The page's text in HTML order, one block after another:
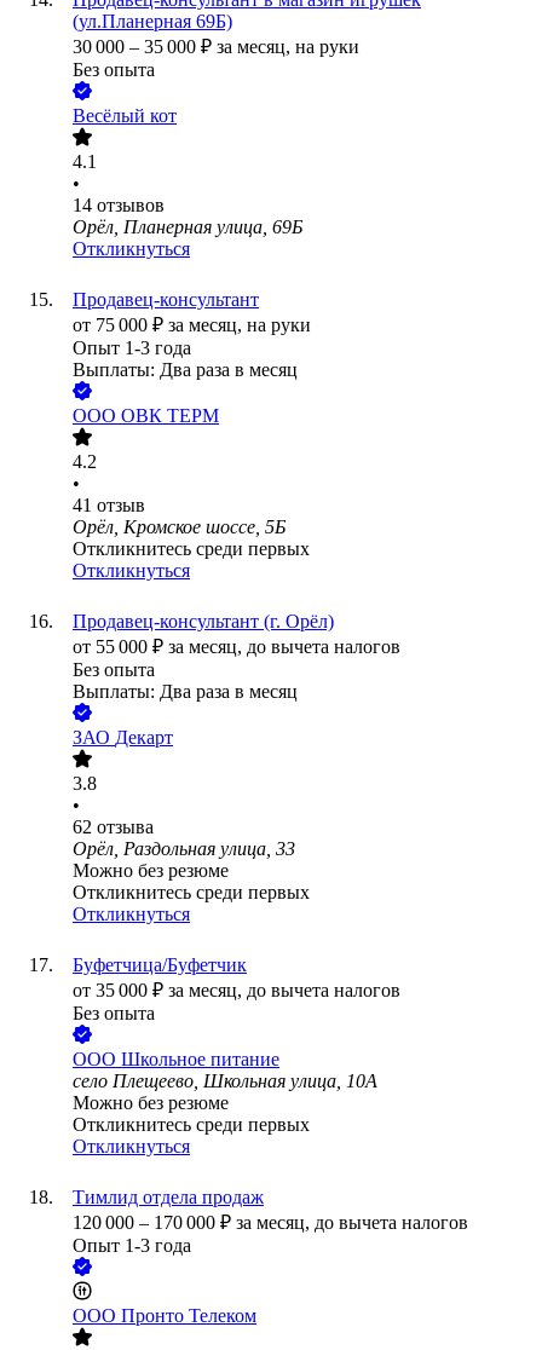
(ул.Планерная 69Б)
30 000 – 35 000 ₽ за месяц, на руки
Без опыта
Весёлый кот
4.1
•
14 отзывов
Орёл, Планерная улица, 69Б
Откликнуться
Продавец-консультант
от 75 000 ₽ за месяц, на руки
Опыт 1-3 года
Выплаты: Два раза в месяц
ООО ОВК ТЕРМ
4.2
•
41 отзыв
Орёл, Кромское шоссе, 5Б
Откликнитесь среди первых
Откликнуться
Продавец-консультант (г. Орёл)
от 55 000 ₽ за месяц, до вычета налогов
Без опыта
Выплаты: Два раза в месяц
ЗАО Декарт
3.8
•
62 отзыва
Орёл, Раздольная улица, 33
Можно без резюме
Откликнитесь среди первых
Откликнуться
Буфетчица/Буфетчик
от 35 000 ₽ за месяц, до вычета налогов
Без опыта
ООО Школьное питание
село Плещеево, Школьная улица, 10А
Можно без резюме
Откликнитесь среди первых
Откликнуться
Тимлид отдела продаж
120 000 – 170 000 ₽ за месяц, до вычета налогов
Опыт 1-3 года
ООО Пронто Телеком